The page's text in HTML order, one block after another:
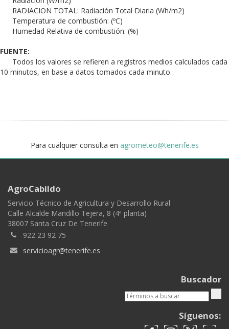
RADIACION TOTAL: Radiación Total Diaria (Wh/m2)
Temperatura de combustión: (ºC)
Humedad Relativa de combustión: (%)
FUENTE:
Todos los valores se refieren a registros medios calculados cada
10 minutos, en base a datos tomados cada minuto.
Para cualquier consulta en agrometeo@tenerife.es
AgroCabildo
Servicio Técnico de Agricultura y Desarrollo Rural
Calle Alcalde Mandillo Tejera, 8 (4ª planta)
38007 Santa Cruz De Tenerife
922 23 92 75
servicioagr@tenerife.es
Buscador
Síguenos: